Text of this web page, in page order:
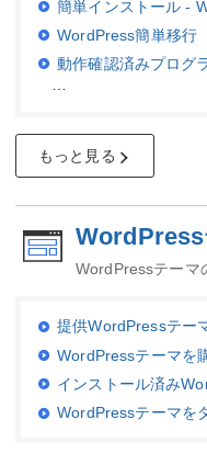
簡単インストール -
WordPress簡単移行
動作確認済みプログ
…
もっと見る
WordPressテーマ
提供WordPressテー
WordPressテーマを
インストール済み
WordPressテーマを